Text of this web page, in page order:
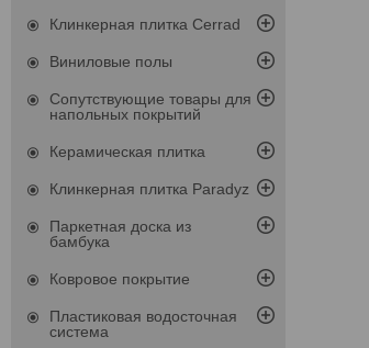
Клинкерная плитка Cerrad
Виниловые полы
Сопутствующие товары для
напольных покрытий
Керамическая плитка
Клинкерная плитка Paradyz
Паркетная доска из
бамбука
Ковровое покрытие
Пластиковая водосточная
система